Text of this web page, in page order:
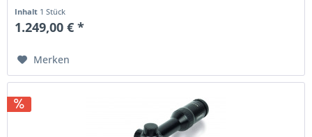
Inhalt 1 Stück
1.249,00 € *
Merken